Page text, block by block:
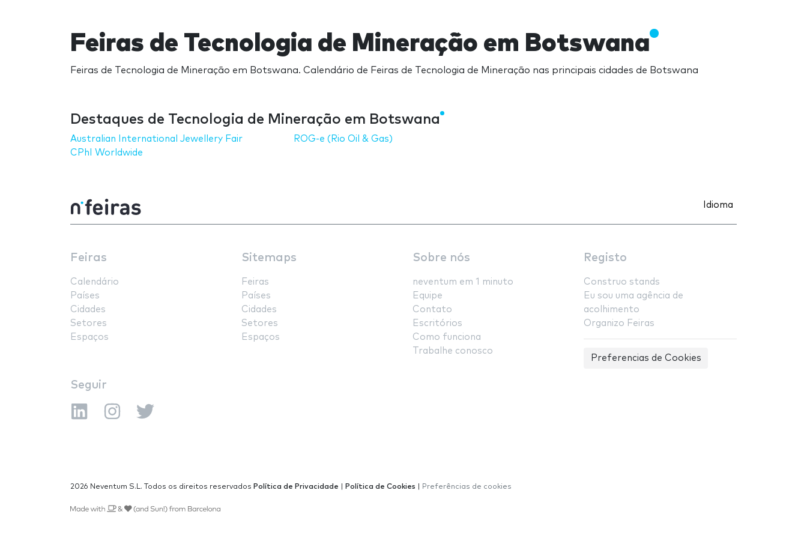
Feiras de Tecnologia de Mineração em Botswana
Feiras de Tecnologia de Mineração em Botswana. Calendário de Feiras de Tecnologia de Mineração nas principais cidades de Botswana
Destaques de Tecnologia de Mineração em Botswana
Australian International Jewellery Fair
CPhI Worldwide
ROG-e (Rio Oil & Gas)
Idioma
Feiras
Calendário
Países
Cidades
Setores
Espaços
Sitemaps
Feiras
Países
Cidades
Setores
Espaços
Sobre nós
neventum em 1 minuto
Equipe
Contato
Escritórios
Como funciona
Trabalhe conosco
Registo
Construo stands
Eu sou uma agência de
acolhimento
Organizo Feiras
Preferencias de Cookies
Seguir
2026 Neventum S.L. Todos os direitos reservados Política de Privacidade Política de Cookies Preferências de cookies